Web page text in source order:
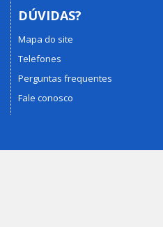
DÚVIDAS?
Mapa do site
Telefones
Perguntas frequentes
Fale conosco